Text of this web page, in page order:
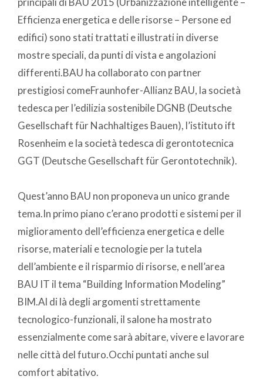
Efficienza energetica e delle risorse – Persone ed
edifici) sono stati trattati e illustrati in diverse
mostre speciali, da punti di vista e angolazioni
differenti.BAU ha collaborato con partner
prestigiosi comeFraunhofer-Allianz BAU, la società
tedesca per l’edilizia sostenibile DGNB (Deutsche
Gesellschaft für Nachhaltiges Bauen), l’istituto ift
Rosenheim e la società tedesca di gerontotecnica
GGT (Deutsche Gesellschaft für Gerontotechnik).
Quest’anno BAU non proponeva un unico grande
tema.In primo piano c’erano prodotti e sistemi per il
miglioramento dell’efficienza energetica e delle
risorse, materiali e tecnologie per la tutela
dell’ambiente e il risparmio di risorse, e nell’area
BAU IT il tema “Building Information Modeling”
BIM.Al di là degli argomenti strettamente
tecnologico-funzionali, il salone ha mostrato
essenzialmente come sarà abitare, vivere e lavorare
nelle città del futuro.Occhi puntati anche sul
comfort abitativo.